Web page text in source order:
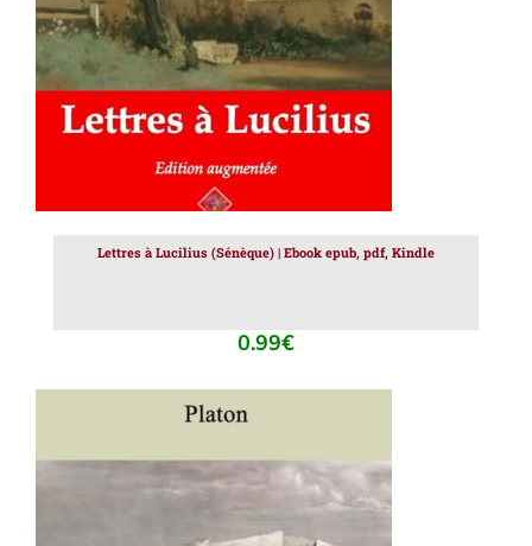
Lettres à Lucilius (Sénèque) | Ebook epub, pdf, Kindle
0.99€